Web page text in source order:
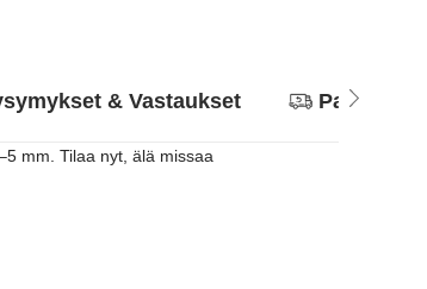
& Vastaukset
mm. Tilaa nyt, älä missaa